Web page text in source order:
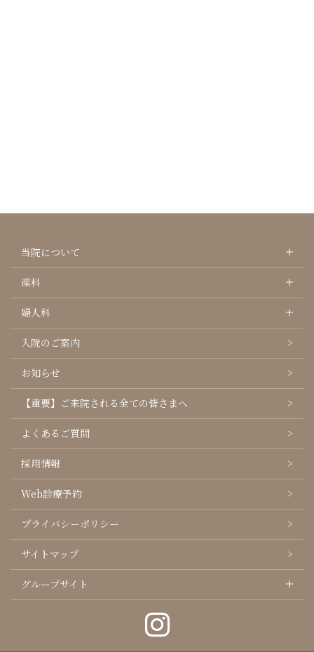
当院について
産科
婦人科
入院のご案内
お知らせ
【重要】ご来院される全ての皆さまへ
よくあるご質問
採用情報
Web診療予約
プライバシーポリシー
サイトマップ
グループサイト